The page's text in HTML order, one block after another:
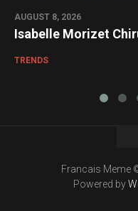
AUGUST 8, 2026
Isabelle Morizet
TRENDS
Francais Meme
Powered by